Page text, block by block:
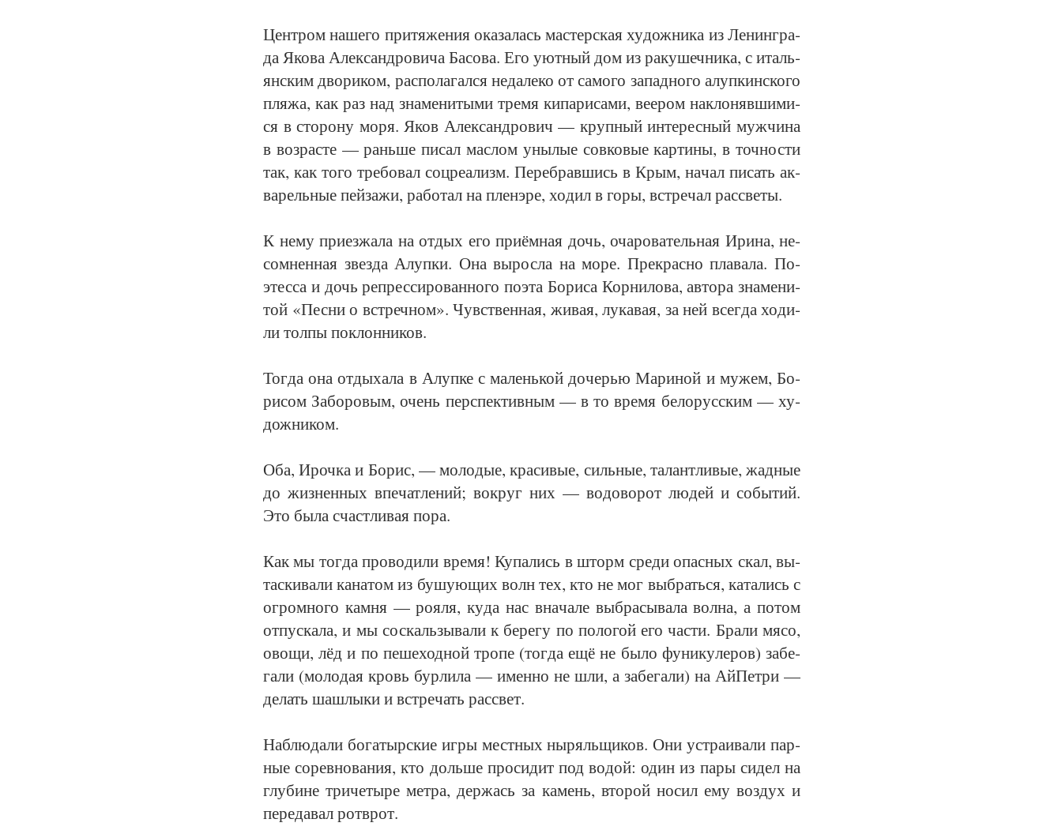
Цент­ром на­ше­го при­тя­же­ния ока­за­лась мас­тер­ская ху­дож­ни­ка из Ле­нин­гра­
да Яко­ва Алек­сан­дро­ви­ча Ба­со­ва. Его уют­ный дом из ра­ку­шеч­ни­ка, с италь­
ян­ским дво­ри­ком, рас­по­ла­гал­ся не­да­ле­ко от са­мо­го за­пад­но­го алуп­кин­ско­го
пля­жа, как раз над зна­ме­ни­ты­ми тре­мя ки­па­ри­са­ми, ве­е­ром на­кло­няв­ши­ми­
ся в сто­ро­ну мо­ря. Яков Алек­сан­дро­вич — круп­ный ин­те­рес­ный муж­чи­на
в воз­рас­те — рань­ше пи­сал мас­лом уны­лые сов­ко­вые кар­ти­ны, в точ­нос­ти
так, как то­го тре­бо­вал соц­ре­а­лизм. Пе­ре­брав­шись в Крым, на­чал пи­сать ак­
ва­рель­ные пей­за­жи, ра­бо­тал на пле­нэ­ре, хо­дил в го­ры, встре­чал рас­све­ты.
К не­му при­ез­жа­ла на от­дых его при­ём­ная дочь, оча­ро­ва­тель­ная Ири­на, не­
со­мнен­ная звез­да Алуп­ки. Она вы­рос­ла на мо­ре. Пре­крас­но пла­ва­ла. По­
этес­са и дочь ре­прес­си­ро­ван­но­го по­эта Бо­ри­са Кор­ни­ло­ва, ав­то­ра зна­ме­ни­
той «Пес­ни о встреч­ном». Чувст­вен­ная, жи­вая, лу­ка­вая, за ней всег­да хо­ди­
ли тол­пы по­клон­ни­ков.
Тог­да она от­ды­ха­ла в Алуп­ке с ма­лень­кой до­черью Ма­ри­ной и му­жем, Бо­
ри­сом За­бо­ро­вым, очень пер­спек­тив­ным — в то вре­мя бе­ло­рус­ским — ху­
дож­ни­ком.
Оба, Ироч­ка и Бо­рис, — мо­ло­дые, кра­си­вые, силь­ные, та­лант­ли­вые, жад­ные
до жиз­нен­ных впе­чат­ле­ний; во­круг них — во­до­во­рот лю­дей и со­бы­тий.
Это бы­ла счаст­ли­вая по­ра.
Как мы тог­да про­во­ди­ли вре­мя! Ку­па­лись в шторм сре­ди опас­ных скал, вы­
тас­ки­ва­ли ка­на­том из бу­шу­ю­щих волн тех, кто не мог вы­брать­ся, ка­та­лись с
ог­ром­но­го кам­ня — ро­я­ля, ку­да нас вна­ча­ле вы­бра­сы­ва­ла вол­на, а по­том
от­пус­ка­ла, и мы сос­каль­зы­ва­ли к бе­ре­гу по по­ло­гой его час­ти. Бра­ли мя­со,
ово­щи, лёд и по пе­ше­ход­ной тро­пе (тог­да ещё не бы­ло фу­ни­ку­ле­ров) за­бе­
га­ли (мо­ло­дая кровь бур­ли­ла — имен­но не шли, а за­бе­га­ли) на Ай­Пет­ри —
де­лать шаш­лы­ки и встре­чать рас­свет.
На­блю­да­ли бо­га­тыр­ские иг­ры мест­ных ны­ряль­щи­ков. Они устра­ива­ли пар­
ные со­рев­но­ва­ния, кто доль­ше про­си­дит под во­дой: один из па­ры си­дел на
глу­би­не три­че­ты­ре мет­ра, дер­жась за ка­мень, вто­рой но­сил ему воз­дух и
пе­ре­да­вал рот­в­рот.